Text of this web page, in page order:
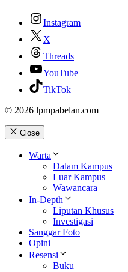
Instagram
X
Threads
YouTube
TikTok
© 2026 lpmpabelan.com
Close
Warta
Dalam Kampus
Luar Kampus
Wawancara
In-Depth
Liputan Khusus
Investigasi
Sanggar Foto
Opini
Resensi
Buku